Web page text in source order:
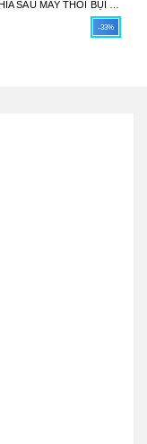
-33%